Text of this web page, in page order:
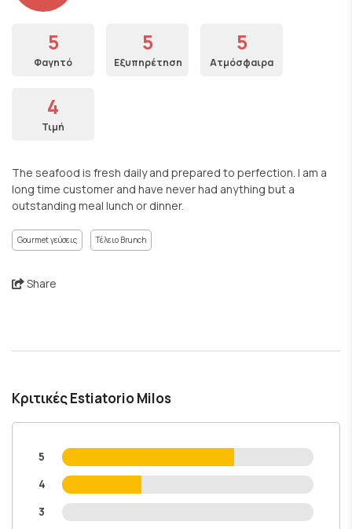
5
Φαγητό
5
Εξυπηρέτηση
5
Ατμόσφαιρα
4
Τιμή
The seafood is fresh daily and prepared to perfection. I am a
long time customer and have never had anything but a
outstanding meal lunch or dinner.
Gourmet γεύσεις Τέλειο Brunch
Share
Κριτικές Estiatorio Milos
5
4
3